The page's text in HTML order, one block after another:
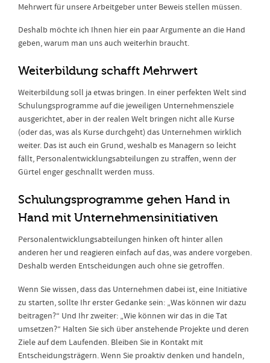
Mehrwert für unsere Arbeitgeber unter Beweis stellen müssen.
Deshalb möchte ich Ihnen hier ein paar Argumente an die Hand
geben, warum man uns auch weiterhin braucht.
Weiterbildung schafft Mehrwert
Weiterbildung soll ja etwas bringen. In einer perfekten Welt sind
Schulungsprogramme auf die jeweiligen Unternehmensziele
ausgerichtet, aber in der realen Welt bringen nicht alle Kurse
(oder das, was als Kurse durchgeht) das Unternehmen wirklich
weiter. Das ist auch ein Grund, weshalb es Managern so leicht
fällt, Personalentwicklungsabteilungen zu straffen, wenn der
Gürtel enger geschnallt werden muss.
Schulungsprogramme gehen Hand in
Hand mit Unternehmensinitiativen
Personalentwicklungsabteilungen hinken oft hinter allen
anderen her und reagieren einfach auf das, was andere vorgeben.
Deshalb werden Entscheidungen auch ohne sie getroffen.
Wenn Sie wissen, dass das Unternehmen dabei ist, eine Initiative
zu starten, sollte Ihr erster Gedanke sein: „Was können wir dazu
beitragen?“ Und Ihr zweiter: „Wie können wir das in die Tat
umsetzen?“ Halten Sie sich über anstehende Projekte und deren
Ziele auf dem Laufenden. Bleiben Sie in Kontakt mit
Entscheidungsträgern. Wenn Sie proaktiv denken und handeln,